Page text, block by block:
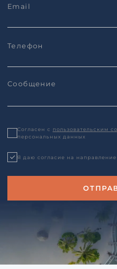
Согласен с пользовательским
персональных данных
Я даю согласие на